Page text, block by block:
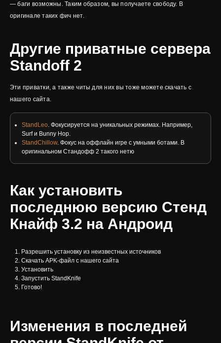
— баги возможны. Таким образом, вы получаете свободу. В
оригинале таких фич нет.
Другие приватные сервера
Standoff 2
Эти приватки, а также читы для них вы тоже можете скачать с
нашего сайта.
StandLeo. Фокусируется на уникальных режимах. Например,
Surf и Bunny Hop.
StandChillow. Фокус на оффлайн игре с умными ботами. В
оригинальном Стандофф 2 такого нетю
Как установить
последнюю версию Стенд
Кнайф 3.2 на Андроид
Разрешить установку из неизвестных источников
Скачать APK-файл с нашего сайта
Установить
Запустить StandKnife
Готово!
Изменения в последней